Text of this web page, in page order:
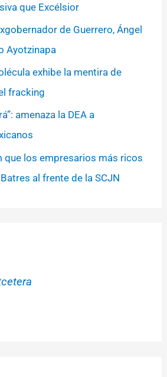
que Excélsior
de Guerrero, Ángel
Ayotzinapa
exhibe la mentira de
fracking
amenaza la DEA a
que los empresarios más ricos
al frente de la SCJN